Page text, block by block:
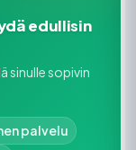
edullisin
sinulle sopivin
palvelu